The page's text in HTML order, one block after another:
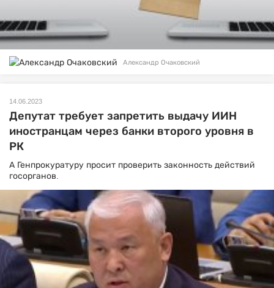
Александр Очаковский
14.06.2023
Депутат требует запретить выдачу ИИН
иностранцам через банки второго уровня в
РК
А Генпрокуратуру просит проверить законность действий
госорганов.